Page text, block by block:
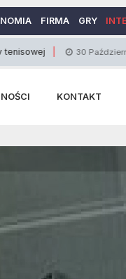
FIRMA GRY
30 Października 2014 Nie
KONTAKT